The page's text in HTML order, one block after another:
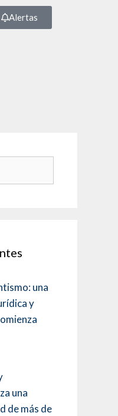
Alertas
una
y
una
de más de